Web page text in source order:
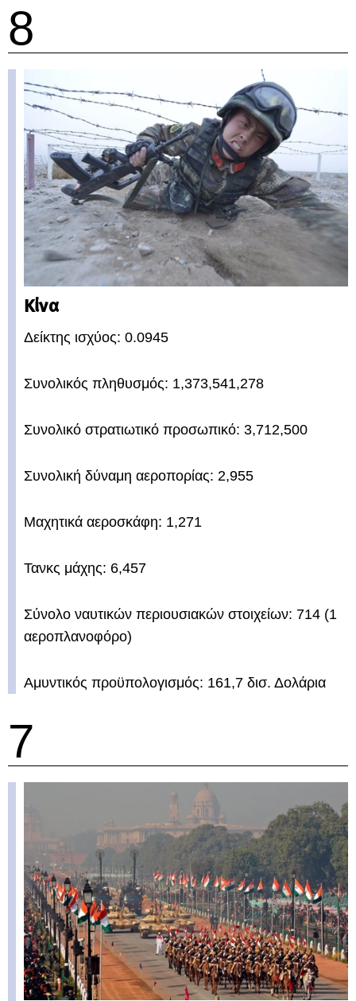
8
Κίνα
Δείκτης ισχύος: 0.0945
Συνολικός πληθυσμός: 1,373,541,278
Συνολικό στρατιωτικό προσωπικό: 3,712,500
Συνολική δύναμη αεροπορίας: 2,955
Μαχητικά αεροσκάφη: 1,271
Τανκς μάχης: 6,457
Σύνολο ναυτικών περιουσιακών στοιχείων: 714 (1
αεροπλανοφόρο)
Αμυντικός προϋπολογισμός: 161,7 δισ. Δολάρια
7